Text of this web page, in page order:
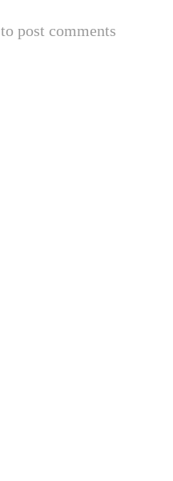
to post comments